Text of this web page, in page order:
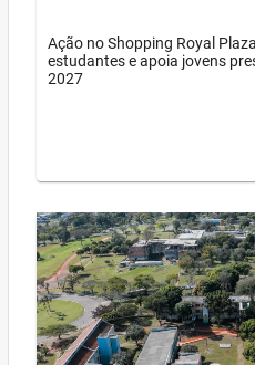
Ação no Shopping Royal
estudantes e apoia jovens
2027